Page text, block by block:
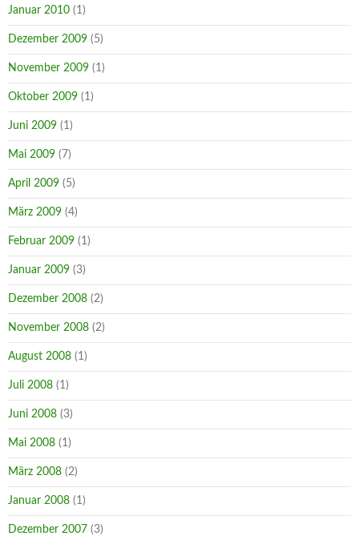
Januar 2010 (1)
Dezember 2009 (5)
November 2009 (1)
Oktober 2009 (1)
Juni 2009 (1)
Mai 2009 (7)
April 2009 (5)
März 2009 (4)
Februar 2009 (1)
Januar 2009 (3)
Dezember 2008 (2)
November 2008 (2)
August 2008 (1)
Juli 2008 (1)
Juni 2008 (3)
Mai 2008 (1)
März 2008 (2)
Januar 2008 (1)
Dezember 2007 (3)